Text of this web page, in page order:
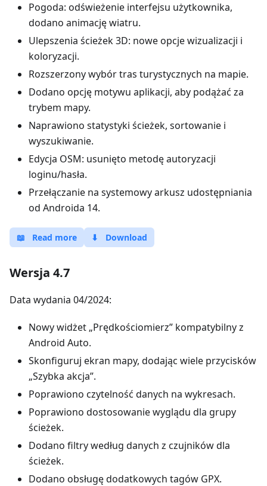
Pogoda: odświeżenie interfejsu użytkownika,
dodano animację wiatru.
Ulepszenia ścieżek 3D: nowe opcje wizualizacji i
koloryzacji.
Rozszerzony wybór tras turystycznych na mapie.
Dodano opcję motywu aplikacji, aby podążać za
trybem mapy.
Naprawiono statystyki ścieżek, sortowanie i
wyszukiwanie.
Edycja OSM: usunięto metodę autoryzacji
loginu/hasła.
Przełączanie na systemowy arkusz udostępniania
od Androida 14.
📖 Read more ⬇ Download
Wersja 4.7
Data wydania 04/2024:
Nowy widżet „Prędkościomierz” kompatybilny z
Android Auto.
Skonfiguruj ekran mapy, dodając wiele przycisków
„Szybka akcja”.
Poprawiono czytelność danych na wykresach.
Poprawiono dostosowanie wyglądu dla grupy
ścieżek.
Dodano filtry według danych z czujników dla
ścieżek.
Dodano obsługę dodatkowych tagów GPX.